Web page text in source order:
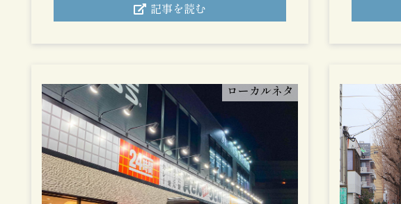
記事を読む
ローカルネタ